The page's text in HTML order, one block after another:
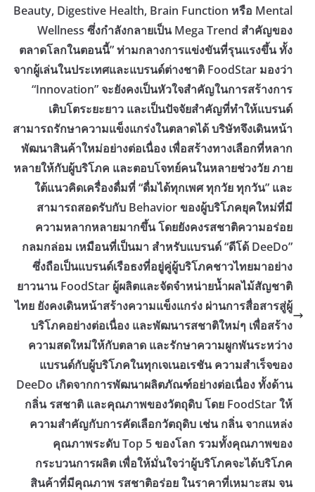
Beauty, Digestive Health, Brain Function หรือ Mental
Wellness ซึ่งกำลังกลายเป็น Mega Trend สำคัญของ
ตลาดโลกในตอนนี้” ​ท่ามกลางการแข่งขันที่รุนแรงขึ้น ทั้ง
จากผู้เล่นในประเทศและแบรนด์ต่างชาติ FoodStar มองว่า
“Innovation” จะยังคงเป็นหัวใจสำคัญในการสร้างการ
เติบโตระยะยาว และเป็นปัจจัยสำคัญที่ทำให้แบรนด์
สามารถรักษาความแข็งแกร่งในตลาดได้ บริษัทจึงเดินหน้า
พัฒนาสินค้าใหม่อย่างต่อเนื่อง เพื่อสร้างทางเลือกที่หลาก
หลายให้กับผู้บริโภค และตอบโจทย์คนในหลายช่วงวัย ภาย
ใต้แนวคิดเครื่องดื่มที่ “ดื่มได้ทุกเพศ ทุกวัย ทุกวัน” และ
สามารถสอดรับกับ Behavior ของผู้บริโภคยุคใหม่ที่มี
ความหลากหลายมากขึ้น โดยยังคงรสชาติความอร่อย
กลมกล่อม เหมือนที่เป็นมา ​สำหรับแบรนด์ “ดีโด้ DeeDo”
ซึ่งถือเป็นแบรนด์เรือธงที่อยู่คู่ผู้บริโภคชาวไทยมาอย่าง
ยาวนาน FoodStar ผู้ผลิตและจัดจำหน่ายน้ำผลไม้สัญชาติ
ไทย ยังคงเดินหน้าสร้างความแข็งแกร่ง ผ่านการสื่อสารสู่ผู้
บริโภคอย่างต่อเนื่อง และพัฒนารสชาติใหม่ๆ เพื่อสร้าง
ความสดใหม่ให้กับตลาด และรักษาความผูกพันระหว่าง
แบรนด์กับผู้บริโภคในทุกเจเนอเรชัน ความสำเร็จของ
DeeDo เกิดจากการพัฒนาผลิตภัณฑ์อย่างต่อเนื่อง ทั้งด้าน
กลิ่น รสชาติ และคุณภาพของวัตถุดิบ โดย FoodStar ให้
ความสำคัญกับการคัดเลือกวัตถุดิบ เช่น กลิ่น จากแหล่ง
คุณภาพระดับ Top 5 ของโลก รวมทั้งคุณภาพของ
กระบวนการผลิต เพื่อให้มั่นใจว่าผู้บริโภคจะได้บริโภค
สินค้าที่มีคุณภาพ รสชาติอร่อย ในราคาที่เหมาะสม จน